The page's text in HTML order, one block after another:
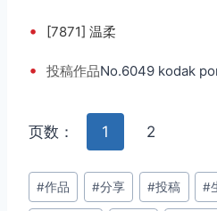
• [7871] 温柔
• 投稿作品No.6049 kodak
页数： 1 2
文
章
#作品 #分享 #投稿 #